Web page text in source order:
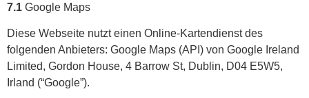
7.1 Google Maps
Diese Webseite nutzt einen Online-Kartendienst des
folgenden Anbieters: Google Maps (API) von Google Ireland
Limited, Gordon House, 4 Barrow St, Dublin, D04 E5W5,
Irland (“Google”).